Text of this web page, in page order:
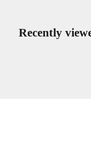
Recently